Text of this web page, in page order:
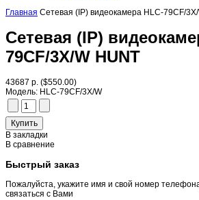
Главная Сетевая (IP) видеокамера HLC-79CF/
Сетевая (IP)
79CF/3X/W HUNT
43687 р. ($550.00)
Модель: HLC-79CF/3X/W
В закладки
В сравнение
Быстрый заказ
Пожалуйста, укажите имя и свой номер
связаться с Вами